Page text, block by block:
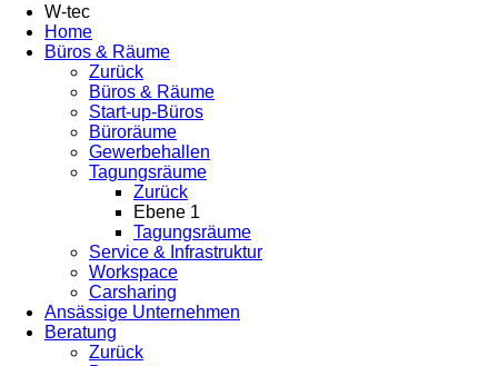
W-tec
Home
Büros & Räume
Zurück
Büros & Räume
Start-up-Büros
Büroräume
Gewerbehallen
Tagungsräume
Zurück
Ebene 1
Tagungsräume
Service & Infrastruktur
Workspace
Carsharing
Ansässige Unternehmen
Beratung
Zurück